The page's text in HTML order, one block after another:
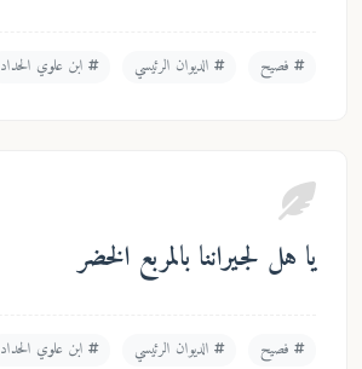
فصيح الديوان الرئيسي ابن علوي الحداد
يا هل لجيراننا بالمربع الخضر
فصيح الديوان الرئيسي ابن علوي الحداد